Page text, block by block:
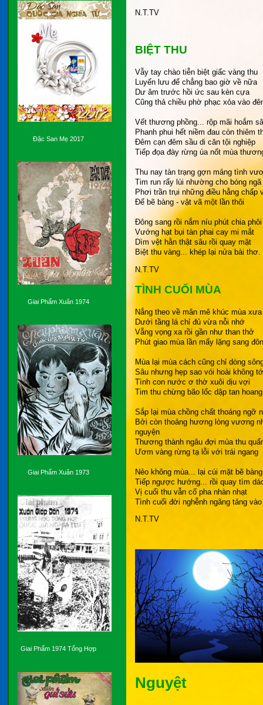
Đặc San Mẹ 2017
Giai Phẩm Xuân 1974
Giai Phẩm Xuân 1973
Giai Phẩm 1974 Tổng Hợp
N.T.TV
BIỆT THU
Vẫy tay chào tiễn biệt giấc vàng thu
Luyến lưu để chẳng bao giờ về nữa
Dư âm trước hồi ức sau kèn cựa
Cũng thả chiều phờ phạc xỏa vào
Vết thương phồng... rộp mãi hoắm
Phanh phui hết niềm đau còn thiêm
Đêm cạn đêm sầu di căn tội nghiệp
Tiếp đọa đày rừng úa nốt mùa
Thu nay tàn trạng gợn mảng tình
Tim run rẩy lùi nhường cho bóng ngã
Phơi trần trụi những điều hằng chấp
Để bẽ bàng - vật vã một lần thôi
Đông sang rồi nắm níu phút chia phôi
Vướng hạt bụi tàn phai cay mi mắt
Dìm vệt hằn thật sâu rồi quay mặt
Biệt thu vàng... khép lại nửa bài thơ.
N.T.TV
TÌNH CUỐI MÙA
Nắng theo về mân mê khúc mùa xưa
Dưới tầng lá chỉ đủ vừa nỗi nhớ
Vẵng vọng xa rồi gần như than thở
Phút giao mùa lần mấy lặng sang
Mùa lại mùa cách cũng chỉ dòng
Sâu nhưng hẹp sao vói hoài không
Tình con nước ơ thờ xuôi dịu vợi
Tim thu chừng bão lốc dập tan hoang
Sắp lại mùa chồng chất thoáng ngỡ
Bởi còn thoảng hương lòng vương
nguyện
Thương thành ngâu đợi mùa thu
Ươm vàng rừng tạ lỗi với trái ngang
Nẻo không mùa... lại cúi mặt bẽ bàng
Tiếp ngược hướng... rồi quay tìm
Vị cuối thu vẫn cố pha nhàn nhạt
Tình cuối đời nghễnh ngãng tảng
N.T.TV
Nguyệt